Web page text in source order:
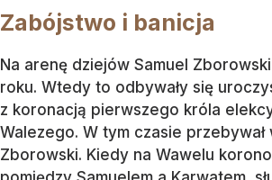
Zabójstwo i banicja
Na arenę dziejów Samuel Zborowski
roku. Wtedy to odbywały się
z koronacją pierwszego króla
Walezego. W tym czasie
Zborowski. Kiedy na Wawelu